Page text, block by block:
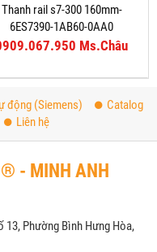
Thanh rail s7-300 160mm-
6ES7390-1AB60-0AA0
Ms.Châu
động (Siemens)
Catalog
Liên hệ
- MINH ANH
Phường Bình Hưng Hòa,